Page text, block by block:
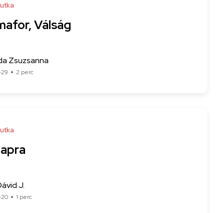
Válság
Zsuzsanna
2 perc
J.
1 perc